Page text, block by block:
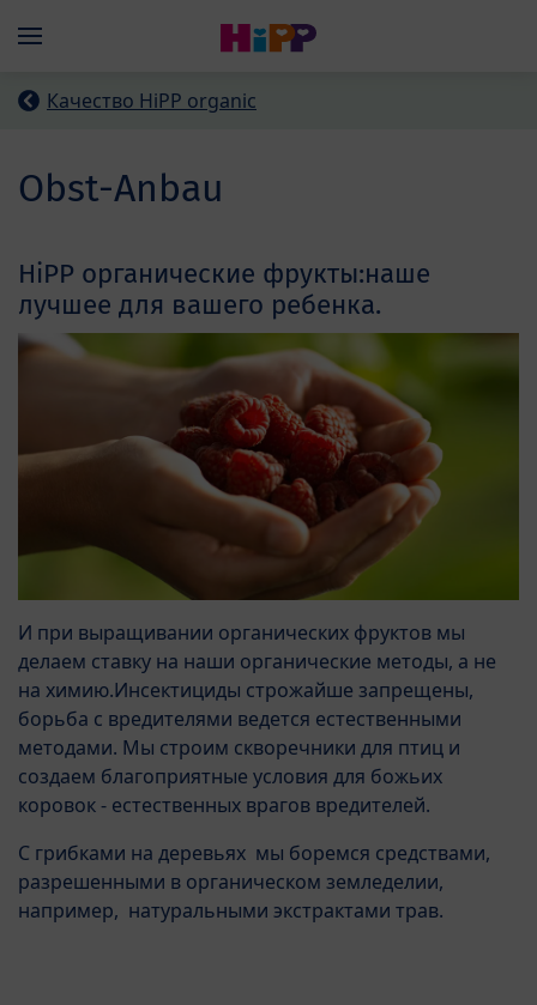
Menü
Качество HiPP organic
Obst-Anbau
HiPP органические фрукты:наше
лучшее для вашего ребенка.
И при выращивании органических фруктов мы
делаем ставку на наши органические методы, а не
на химию.Инсектициды строжайше запрещены,
борьба с вредителями ведется естественными
методами. Мы строим скворечники для птиц и
создаем благоприятные условия для божьих
коровок - естественных врагов вредителей.
С грибками на деревьях мы боремся средствами,
разрешенными в органическом земледелии,
например, натуральными экстрактами трав.